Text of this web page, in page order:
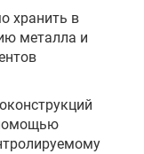
хранить в
металла и